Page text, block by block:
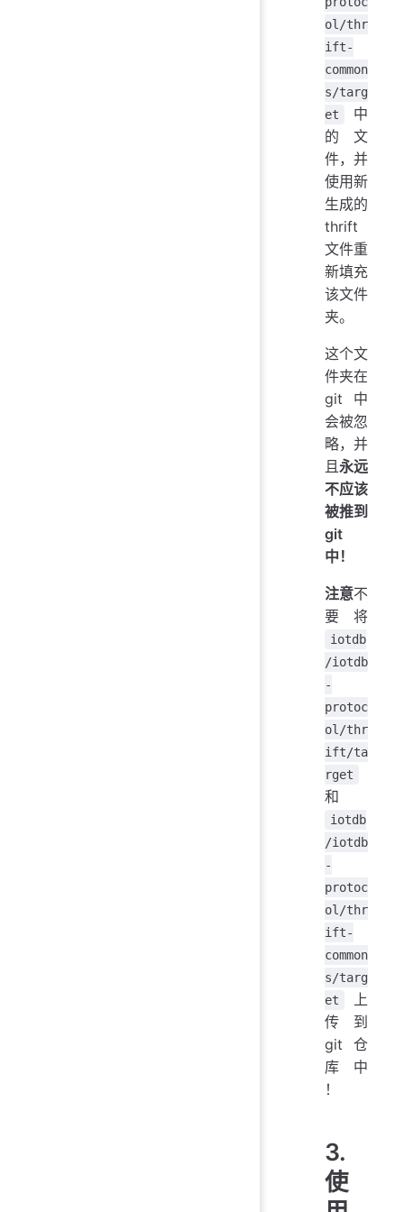
ol/thr
ift-
common
s/targ
et
中
的文
件，并
使用新
生成的
thrift
文件重
新填充
该文件
夹。
这个文
件夹在
git 中
会被忽
略，并
且 永远
不应该
被推到
git
中！
注意不
要将
iotdb
/iotdb
-
protoc
ol/thr
ift/ta
rget
和
iotdb
/iotdb
-
protoc
ol/thr
ift-
common
s/targ
et
上
传到
git 仓
库中
！
3.
使